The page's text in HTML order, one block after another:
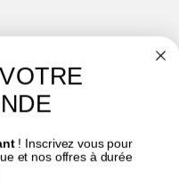
! Inscrivez vous pour
et nos offres à durée